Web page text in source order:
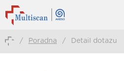
/ Poradna / Detail dotazu